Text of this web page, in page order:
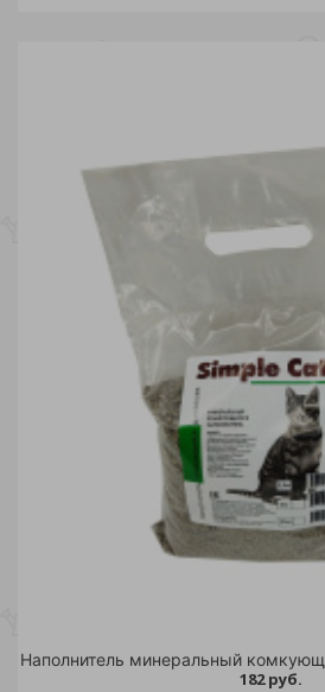
Наполнитель минеральный
182 руб.